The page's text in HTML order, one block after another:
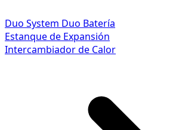
Duo System Duo Batería
Estanque de Expansión
Intercambiador de Calor